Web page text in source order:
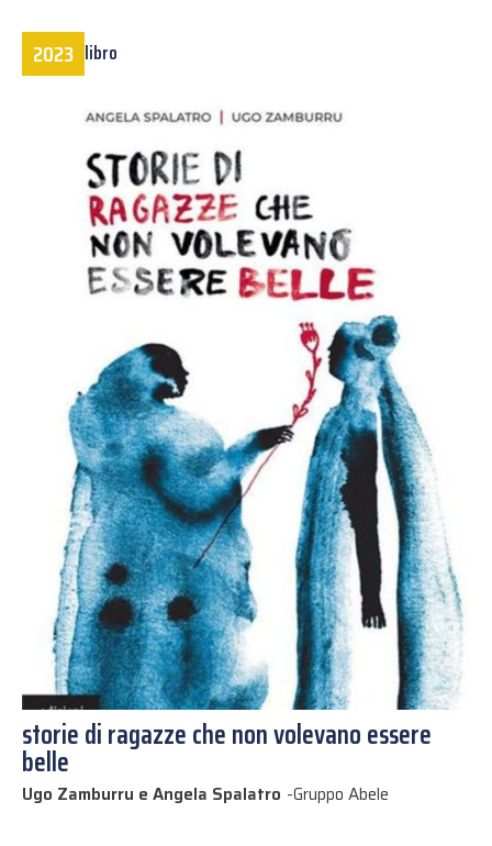
2023 libro
storie di ragazze che non volevano essere
belle
Ugo Zamburru e Angela Spalatro -Gruppo Abele